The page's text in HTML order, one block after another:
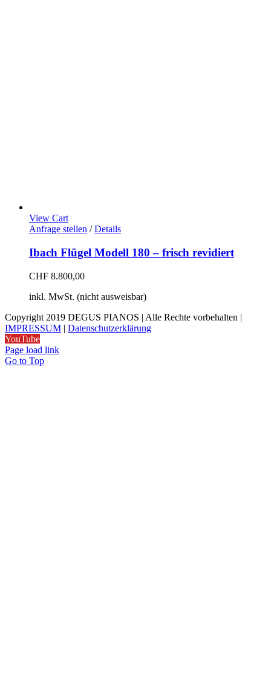
View Cart
Anfrage stellen / Details
Ibach Flügel Modell 180 – frisch revidiert
CHF 8.800,00
inkl. MwSt. (nicht ausweisbar)
Copyright 2019 DEGUS PIANOS | Alle Rechte vorbehalten |
IMPRESSUM | Datenschutzerklärung
YouTube
Page load link
Go to Top